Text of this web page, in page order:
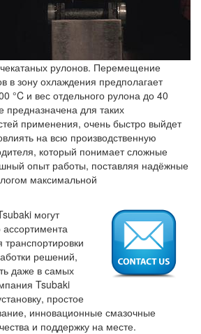
рулонов. Перемещение
в зону охлаждения предполагает
°C и вес отдельного рулона до 40
предназначена для таких
применения, очень быстро выйдет
на всю производственную
который понимает сложные
опыт работы, поставляя надёжные
максимальной
могут
решений,
даже в самых
Tsubaki
простое
инновационные смазочные
и поддержку на месте.